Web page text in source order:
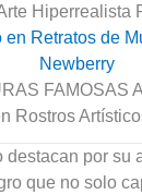
Hiperrealista
en Retratos de
Newberry
FAMOSAS
Rostros
destacan por su
que no solo